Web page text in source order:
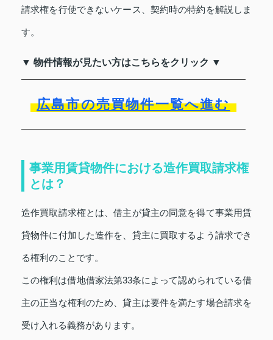
請求権を行使できないケース、契約時の特約を解説しま
す。
▼ 物件情報が見たい方はこちらをクリック ▼
広島市の売買物件一覧へ進む
事業用賃貸物件における造作買取請求権
とは？
造作買取請求権とは、借主が貸主の同意を得て事業用賃
貸物件に付加した造作を、貸主に買取するよう請求でき
る権利のことです。
この権利は借地借家法第33条によって認められている借
主の正当な権利のため、貸主は要件を満たす場合請求を
受け入れる義務があります。